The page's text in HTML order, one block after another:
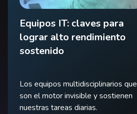
Equipos IT: claves para
lograr alto rendimiento
sostenido
Los equipos multidisciplinarios que
son el motor invisible y sostienen
nuestras tareas diarias.